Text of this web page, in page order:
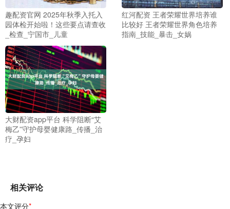
趣配资官网 2025年秋季入托入
园体检开始啦！这些要点请查收
_检查_宁国市_儿童
红河配资 王者荣耀世界培养谁
比较好 王者荣耀世界角色培养
指南_技能_暴击_女娲
大财配资app平台 科学阻断“艾
梅乙”守护母婴健康路_传播_治
疗_孕妇
相关评论
本文评分*